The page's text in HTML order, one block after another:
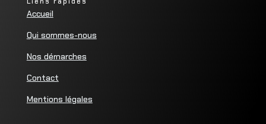
Accueil
Qui sommes-nous
Nos démarches
Contact
Mentions légales